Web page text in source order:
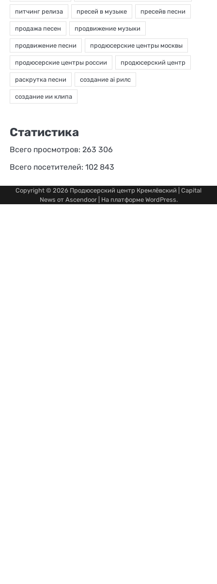
Статистика
Всего просмотров: 263 306
Всего посетителей: 102 843
Copyright © 2026 Продюсерский центр Кремлёвский | Capital
News от Ascendoor| На платформе WordPress.